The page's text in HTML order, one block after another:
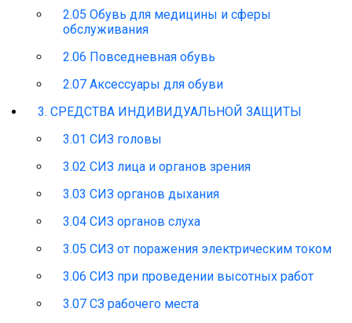
2.05 Обувь для медицины и сферы
обслуживания
2.06 Повседневная обувь
2.07 Аксессуары для обуви
3. СРЕДСТВА ИНДИВИДУАЛЬНОЙ ЗАЩИТЫ
3.01 СИЗ головы
3.02 СИЗ лица и органов зрения
3.03 СИЗ органов дыхания
3.04 СИЗ органов слуха
3.05 СИЗ от поражения электрическим током
3.06 СИЗ при проведении высотных работ
3.07 СЗ рабочего места